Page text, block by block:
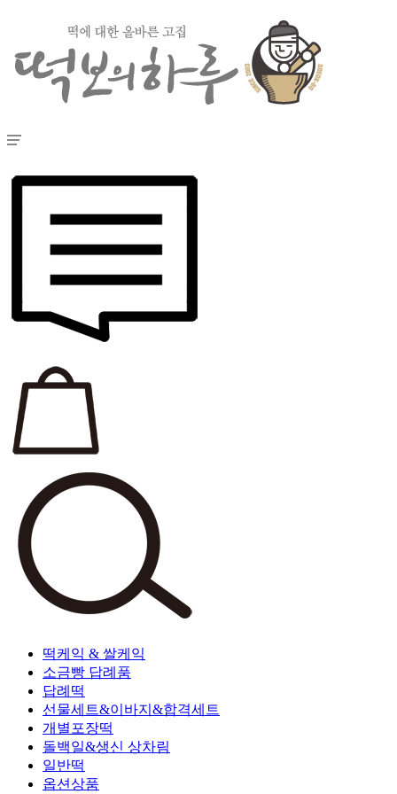
떡케익 & 쌀케익
소금빵 답례품
답례떡
선물세트&이바지&합격세트
개별포장떡
돌백일&생신 상차림
일반떡
옵션상품